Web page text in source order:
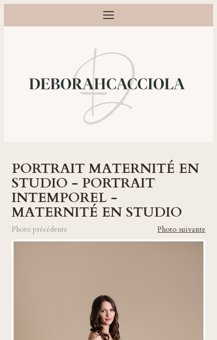
Ouvrir le menu
Photographe grossesse, naissance, bébé et famille à Orléans
PORTRAIT MATERNITÉ EN
STUDIO - PORTRAIT
INTEMPOREL -
MATERNITÉ EN STUDIO
Photo précédente Photo suivante